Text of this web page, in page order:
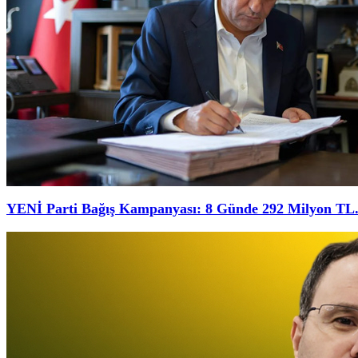
YENİ Parti Bağış Kampanyası: 8 Günde 292 Milyon